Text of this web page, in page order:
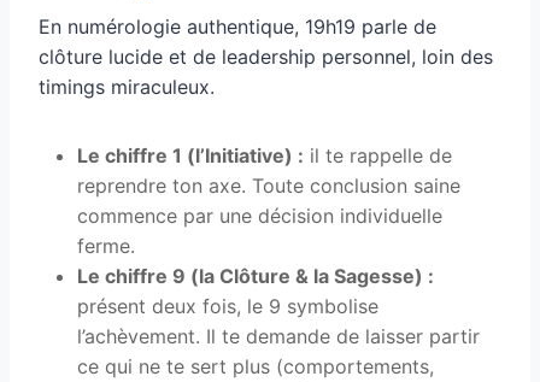
En numérologie authentique, 19h19 parle de
clôture lucide et de leadership personnel, loin des
timings miraculeux.
Le chiffre 1 (l’Initiative) : il te rappelle de
reprendre ton axe. Toute conclusion saine
commence par une décision individuelle
ferme.
Le chiffre 9 (la Clôture & la Sagesse) :
présent deux fois, le 9 symbolise
l’achèvement. Il te demande de laisser partir
ce qui ne te sert plus (comportements,